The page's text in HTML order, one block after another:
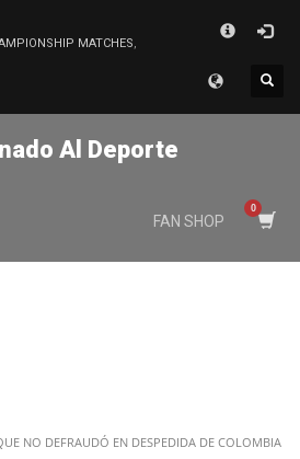
MATCHES,
Al Deporte
FAN SHOP
NO DEFRAUDÓ EN DESPEDIDA DE COLOMBIA